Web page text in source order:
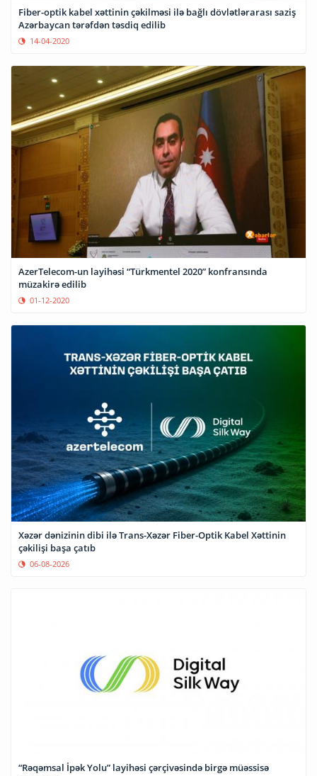
Fiber-optik kabel xəttinin çəkilməsi ilə bağlı dövlətlərarası saziş
Azərbaycan tərəfdən təsdiq edilib
14-04-2020
AzerTelecom-un layihəsi “Türkmentel 2020” konfransında
müzakirə edilib
01-12-2020
Xəzər dənizinin dibi ilə Trans-Xəzər Fiber-Optik Kabel Xəttinin
çəkilişi başa çatıb
06-08-2026
“Rəqəmsal İpək Yolu” layihəsi çərçivəsində birgə müəssisə